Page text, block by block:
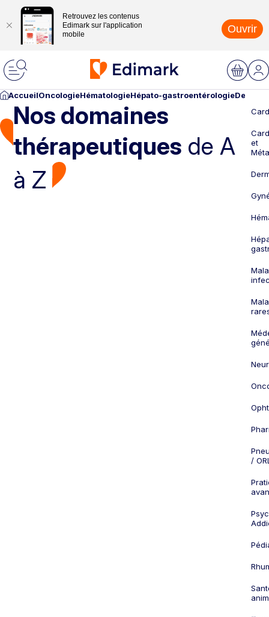
Retrouvez les contenus
Edimark sur l'application
mobile
Ouvrir
AccueilOncologieHématologieHépato-gastroentérologie
Nos domaines
thérapeutiques de A
à Z
et
/